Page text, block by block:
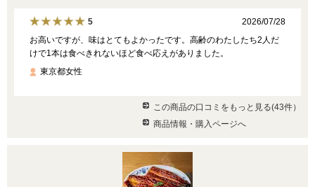
5
2026/07/28
お高いですが、味はとてもよかったです。高齢のわたしたち2人だ
けで1本は食べきれないほど食べ応えがありました。
東京都女性
この商品の口コミをもっと見る(43件）
商品情報・購入ページへ